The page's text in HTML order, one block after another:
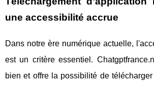
une accessibilité accrue
Dans notre ère numérique actuelle,
est un critère essentiel.
bien et offre la possibilité de